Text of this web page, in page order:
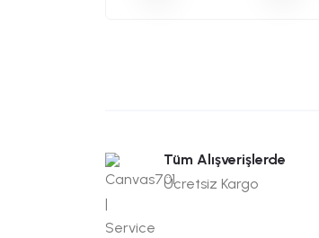
Tüm Alışverişlerde
Ücretsiz Kargo